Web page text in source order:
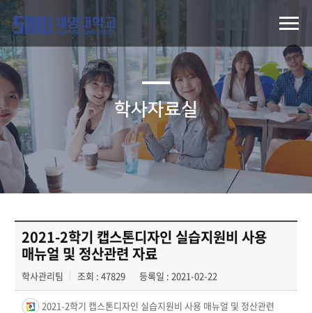
학사자료실
2021-2학기 캡스톤디자인 실습지원비 사용
매뉴얼 및 정산관련 자료
학사관리팀 조회 : 47829 등록일 : 2021-02-22
2021-2학기 캡스톤디자인 실습지원비 사용 매뉴얼 및 정산관련